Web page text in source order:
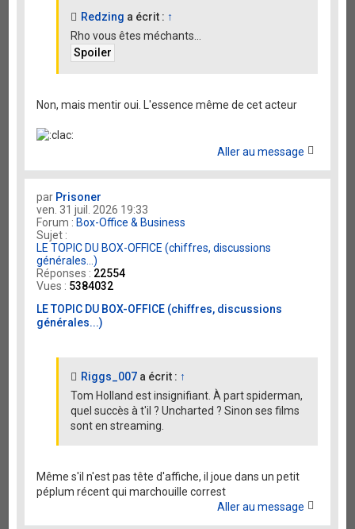
Redzing a écrit : ↑
Rho vous êtes méchants...
Non, mais mentir oui. L'essence même de cet acteur
Aller au message
par Prisoner
ven. 31 juil. 2026 19:33
Forum : Box-Office & Business
Sujet :
LE TOPIC DU BOX-OFFICE (chiffres, discussions
générales...)
Réponses : 22554
Vues : 5384032
LE TOPIC DU BOX-OFFICE (chiffres, discussions
générales...)
Riggs_007 a écrit : ↑
Tom Holland est insignifiant. À part spiderman,
quel succès à t'il ? Uncharted ? Sinon ses films
sont en streaming.
Même s'il n'est pas tête d'affiche, il joue dans un petit
péplum récent qui marchouille correst
Aller au message